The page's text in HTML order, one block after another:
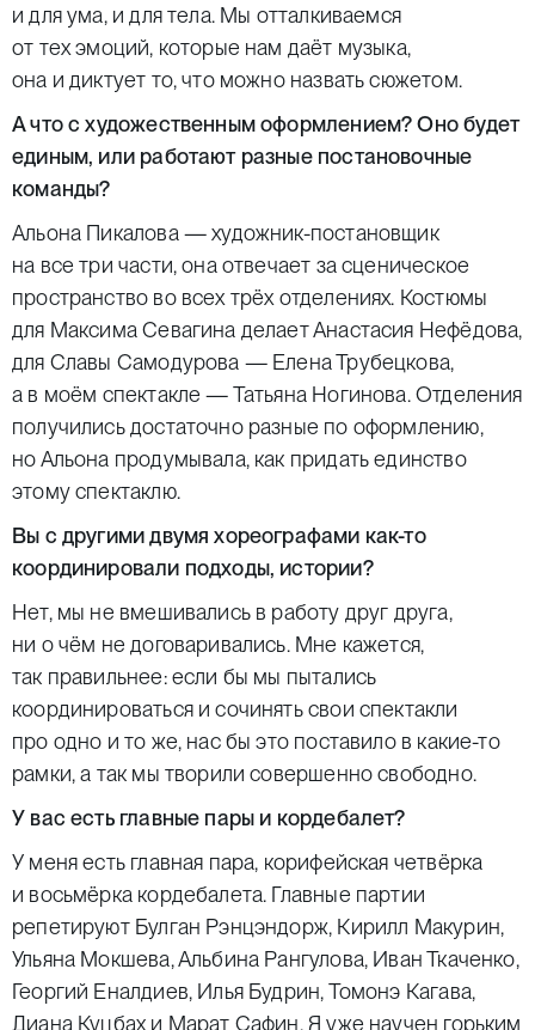
и для ума, и для тела. Мы отталкиваемся
от тех эмоций, которые нам даёт музыка,
она и диктует то, что можно назвать сюжетом.
А что с художественным оформлением? Оно будет
единым, или работают разные постановочные
команды?
Альона Пикалова — художник-постановщик
на все три части, она отвечает за сценическое
пространство во всех трёх отделениях. Костюмы
для Максима Севагина делает Анастасия Нефёдова,
для Славы Самодурова — Елена Трубецкова,
а в моём спектакле — Татьяна Ногинова. Отделения
получились достаточно разные по оформлению,
но Альона продумывала, как придать единство
этому спектаклю.
Вы с другими двумя хореографами как-то
координировали подходы, истории?
Нет, мы не вмешивались в работу друг друга,
ни о чём не договаривались. Мне кажется,
так правильнее: если бы мы пытались
координироваться и сочинять свои спектакли
про одно и то же, нас бы это поставило в какие-то
рамки, а так мы творили совершенно свободно.
У вас есть главные пары и кордебалет?
У меня есть главная пара, корифейская четвёрка
и восьмёрка кордебалета. Главные партии
репетируют Булган Рэнцэндорж, Кирилл Макурин,
Ульяна Мокшева, Альбина Рангулова, Иван Ткаченко,
Георгий Еналдиев, Илья Будрин, Томонэ Кагава,
Диана Куцбах и Марат Сафин. Я уже научен горьким